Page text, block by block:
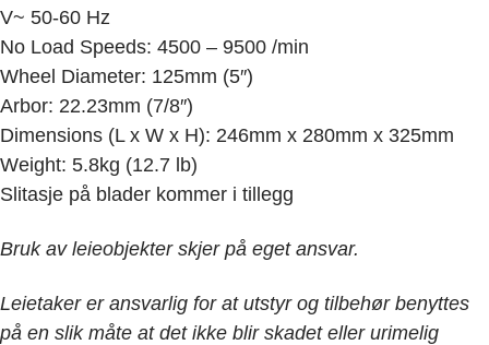
V~ 50-60 Hz
No Load Speeds: 4500 – 9500 /min
Wheel Diameter: 125mm (5″)
Arbor: 22.23mm (7/8″)
Dimensions (L x W x H): 246mm x 280mm x 325mm
Weight: 5.8kg (12.7 lb)
Slitasje på blader kommer i tillegg
Bruk av leieobjekter skjer på eget ansvar.
Leietaker er ansvarlig for at utstyr og tilbehør benyttes
på en slik måte at det ikke blir skadet eller urimelig